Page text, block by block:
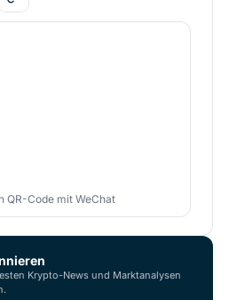
QR-Code mit WeChat
Krypto-News und Marktanalysen